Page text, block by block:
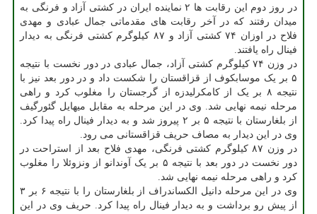
در روز دوم این رقابت ها ۲ نماینده ایران در کشتی آزاد و فرنگی به
میدان رفتند که در آخر رقابت های مقدماتی جمال عبادی و مهدی
فلاح در اوزان ۷۴ کشتی آزاد و ۸۷ کیلوگرم کشتی فرنگی به دیدار
فینال راه یافتند.
در وزن ۷۴ کیلوگرم کشتی آزاد، جمال عبادی در دور نخست با نتیجه
۵ بر یک موسابکوف از قزاقستان را شکست داد و در دور بعد نیز با
نتیجه ۸ بر یک از کامکرلیدزه از گرجستان را مغلوب کرد و راهی
مرحله نیمه نهایی شد. وی در این مرحله به مقابل میهایل گئورگیف
از بلغارستان با نتیجه ۵ بر ۲ پیروز شد و به دیدار فینال راه پیدا کرد.
وی در این دیدار به مصاف حریف قزاقستانی می رود.
در وزن ۸۷ کیلوگرم کشتی فرنگی، مهدی فلاح بعد از استراحت در
دور نخست در دور بعد با نتیجه ۵ بر یک آوندانو از ونزوئلا را مغلوب
کرد و راهی مرحله نیمه نهایی شد.
وی در این مرحله دانیل الکساندراف از بلغارستان را با نتیجه ۶ بر ۳
از پیش رو برداشت و به دیدار فینال راه پیدا کرد. حریف وی در این